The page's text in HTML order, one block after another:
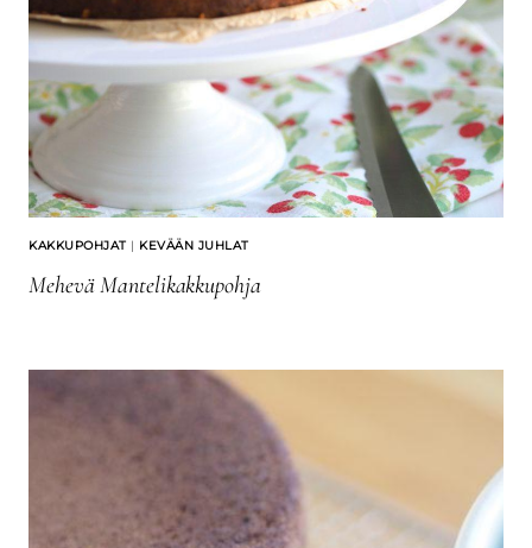
KAKKUPOHJAT | KEVÄÄN JUHLAT
Mehevä Mantelikakkupohja